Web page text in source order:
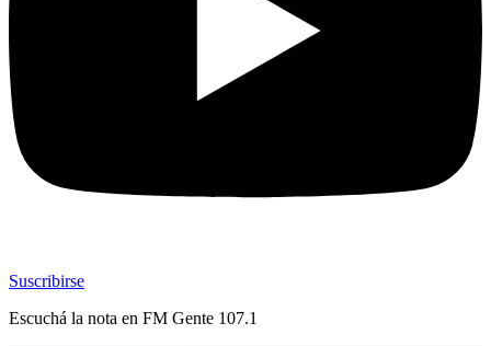
Suscribirse
Escuchá la nota en FM Gente 107.1